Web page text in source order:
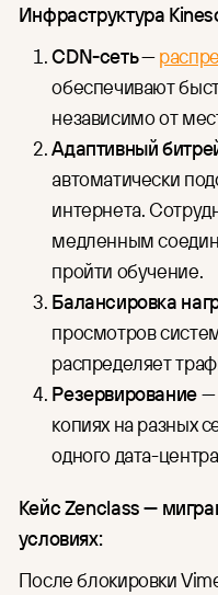
Инфраструктура
CDN-сеть—
обеспечивают
независимо от
Адаптивный
автоматически
интернета.
медленным
пройти обучение.
Балансировка
просмотров
распределяет
Резервирование—
копиях на разных
одного дата-
Кейс Zenclass —
условиях:
После блокировки